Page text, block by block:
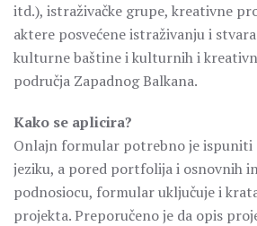
itd.), istraživačke grupe, kreativne
aktere posvećene istraživanju i
kulturne baštine i kulturnih i
područja Zapadnog Balkana.
Kako se aplicira?
Onlajn formular potrebno je ispuniti
jeziku, a pored portfolija i osnovnih
podnosiocu, formular uključuje i
projekta. Preporučeno je da opis